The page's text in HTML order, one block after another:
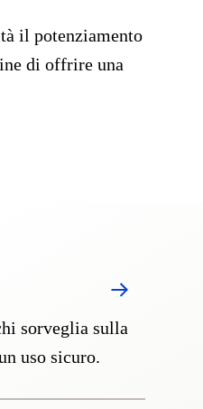
il potenziamento
di offrire una
sorveglia sulla
uso sicuro.